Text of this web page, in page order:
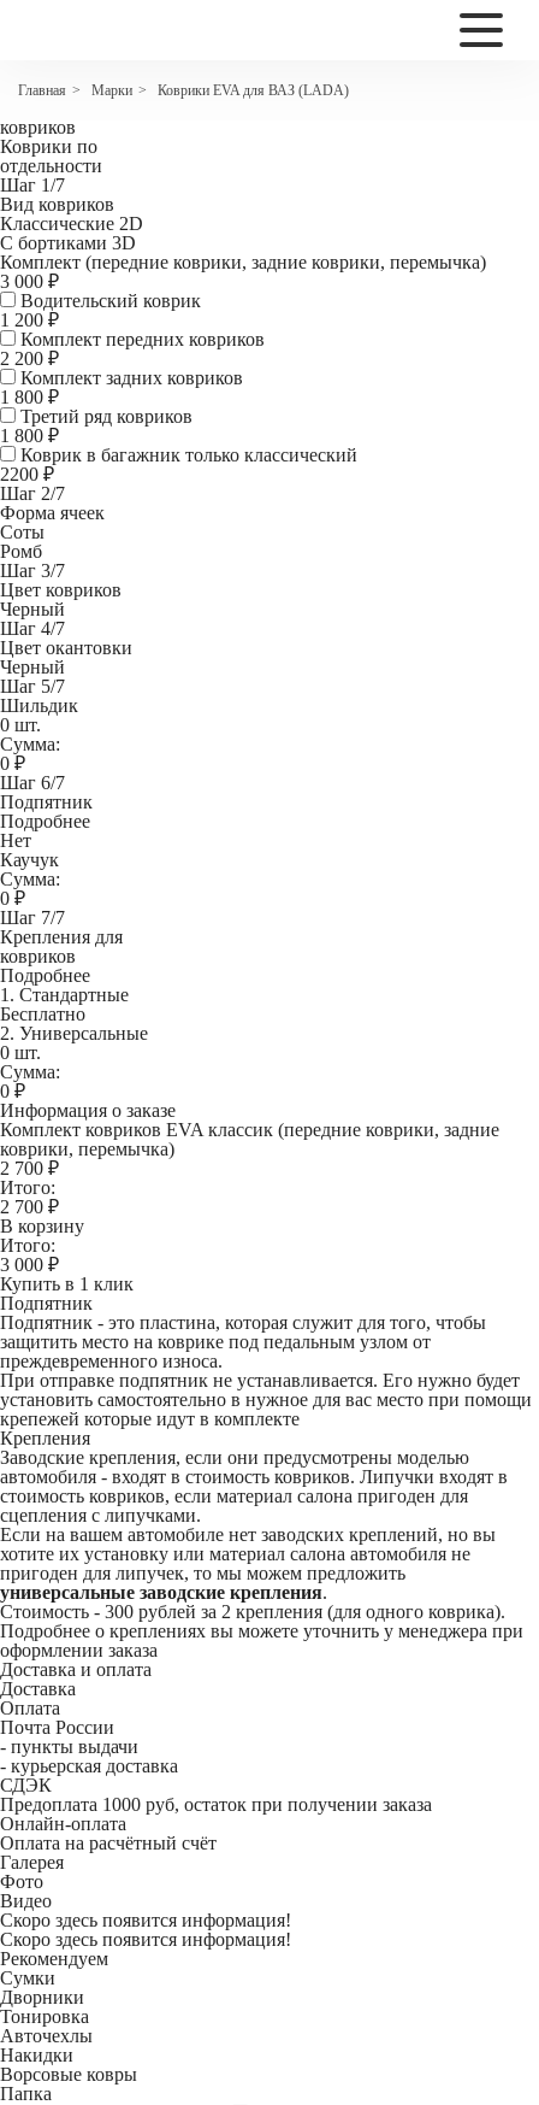
Главная > Марки > Коврики EVA для ВАЗ (LADA)
ЕВА коврики ВАЗ 2114
ковриков
Коврики по
отдельности
Шаг 1/7
Вид ковриков
Классические 2D
С бортиками 3D
Комплект (передние коврики, задние коврики, перемычка)
3 000 ₽
Водительский коврик
1 200 ₽
Комплект передних ковриков
2 200 ₽
Комплект задних ковриков
1 800 ₽
Третий ряд ковриков
1 800 ₽
Коврик в багажник только классический
2200 ₽
Шаг 2/7
Форма ячеек
Соты
Ромб
Шаг 3/7
Цвет ковриков
Черный
Шаг 4/7
Цвет окантовки
Черный
Шаг 5/7
Шильдик
0 шт.
Сумма:
0 ₽
Шаг 6/7
Подпятник
Подробнее
Нет
Каучук
Сумма:
0 ₽
Шаг 7/7
Крепления для
ковриков
Подробнее
1. Стандартные
Бесплатно
2. Универсальные
0 шт.
Сумма:
0 ₽
Информация о заказе
Комплект ковриков EVA классик (передние коврики, задние
коврики, перемычка)
2 700 ₽
Итого:
2 700 ₽
В корзину
Итого:
3 000 ₽
Купить в 1 клик
Подпятник
Подпятник - это пластина, которая служит для того, чтобы
защитить место на коврике под педальным узлом от
преждевременного износа.
При отправке подпятник не устанавливается. Его нужно будет
установить самостоятельно в нужное для вас место при помощи
крепежей которые идут в комплекте
Крепления
Заводские крепления, если они предусмотрены моделью
автомобиля - входят в стоимость ковриков. Липучки входят в
стоимость ковриков, если материал салона пригоден для
сцепления с липучками.
Если на вашем автомобиле нет заводских креплений, но вы
хотите их установку или материал салона автомобиля не
пригоден для липучек, то мы можем предложить
универсальные заводские крепления.
Стоимость - 300 рублей за 2 крепления (для одного коврика).
Подробнее о креплениях вы можете уточнить у менеджера при
оформлении заказа
Доставка и оплата
Доставка
Оплата
Почта России
- пункты выдачи
- курьерская доставка
СДЭК
Предоплата 1000 руб, остаток при получении заказа
Онлайн-оплата
Оплата на расчётный счёт
Галерея
Фото
Видео
Скоро здесь появится информация!
Скоро здесь появится информация!
Рекомендуем
Сумки
Дворники
Тонировка
Авточехлы
Накидки
Ворсовые ковры
Папка